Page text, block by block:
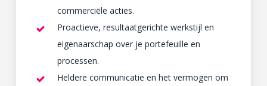
commerciële acties.
Proactieve, resultaatgerichte werkstijl en
eigenaarschap over je portefeuille en
processen.
Heldere communicatie en het vermogen om